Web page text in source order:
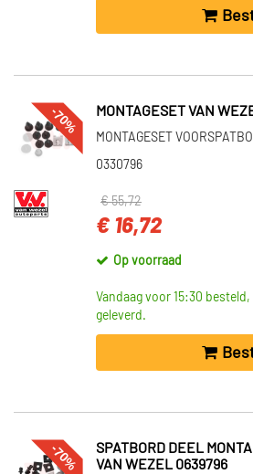
-70% MONTAGESET VAN
MONTAGESET
0330796
€ 55,72
€ 16,72
Op voorraad
Vandaag voor 15:30
geleverd.
-70%
SPATBORD DEEL
VAN WEZEL 0639796